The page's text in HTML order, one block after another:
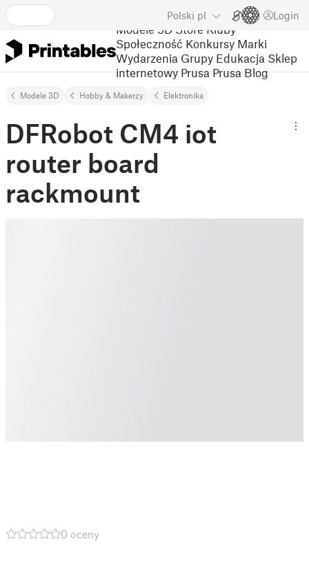
Polski pl Login
Modele 3D Store Kluby
Społeczność Konkursy Marki
Wydarzenia Grupy Edukacja Sklep
internetowy Prusa Prusa Blog
Modele 3D Hobby & Makerzy Elektronika
DFRobot CM4 iot
router board
rackmount
0 oceny